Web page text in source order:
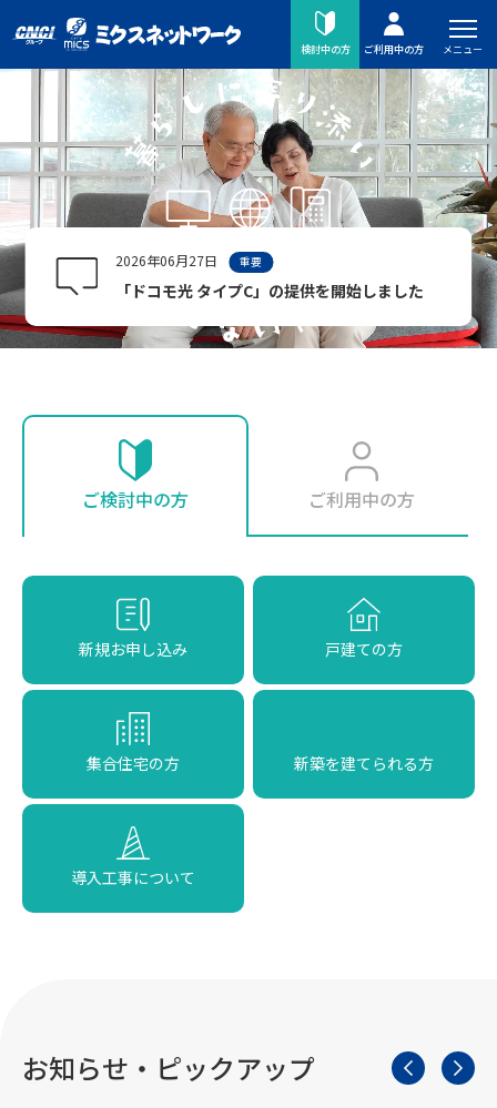
検討中の方 ご利用中の方 メニュー
2026年06月27日 重要
「ドコモ光 タイプC」の提供を開始しました
ご検討中の方 ご利用中の方
新規お申し込み 戸建ての方
集合住宅の方 新築を建てられる方
導入工事について
お知らせ・ピックアップ